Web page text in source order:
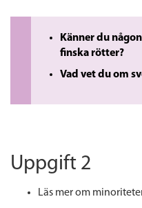
Känner du
finska rötter?
Vad vet du om
Uppgift 2
Läs mer om